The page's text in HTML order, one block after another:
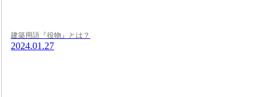
建築用語『役物』とは？
2024.01.27